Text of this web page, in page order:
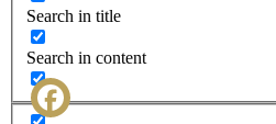
Search in title
Search in content